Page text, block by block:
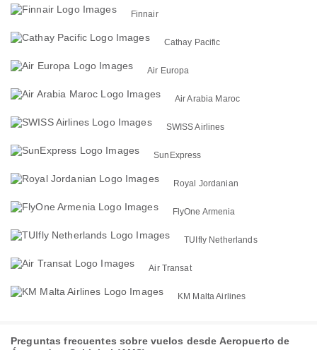
Finnair
Cathay Pacific
Air Europa
Air Arabia Maroc
SWISS Airlines
SunExpress
Royal Jordanian
FlyOne Armenia
TUIfly Netherlands
Air Transat
KM Malta Airlines
Preguntas frecuentes sobre vuelos desde Aeropuerto de